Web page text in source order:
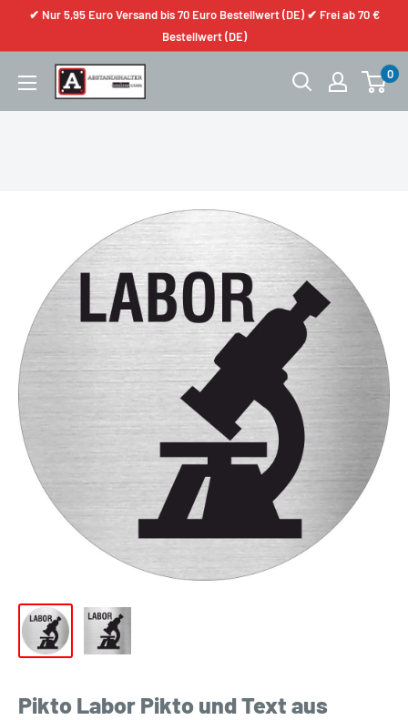
✔ Nur 5,95 Euro Versand bis 70 Euro Bestellwert (DE) ✔ Frei ab 70 €
Bestellwert (DE)
0
Pikto Labor Pikto und Text aus